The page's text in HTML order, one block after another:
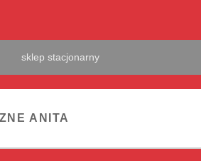
sklep stacjonarny
ANITA